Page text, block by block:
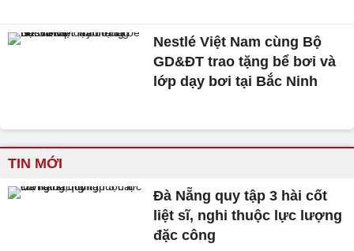
Nestlé Việt Nam cùng Bộ
GD&ĐT trao tặng bể bơi và
lớp dạy bơi tại Bắc Ninh
TIN MỚI
Đà Nẵng quy tập 3 hài cốt
liệt sĩ, nghi thuộc lực lượng
đặc công